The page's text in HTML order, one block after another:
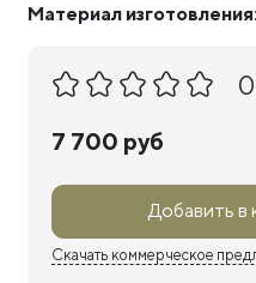
Материал изготовления:
0
7 700 руб
Добавить в
Скачать коммерческое